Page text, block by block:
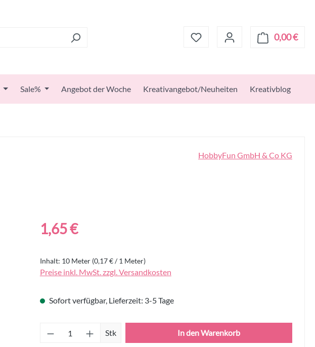
0,00 €
Sale% Angebot der Woche Kreativangebot/Neuheiten Kreativblog
HobbyFun GmbH & Co KG
Regulärer Preis:
1,65 €
Inhalt: 10 Meter (0,17 € / 1 Meter)
Preise inkl. MwSt. zzgl. Versandkosten
Sofort verfügbar, Lieferzeit: 3-5 Tage
Produkt Anzahl: Gib den gewünschten Wert ein
Stk In den Warenkorb